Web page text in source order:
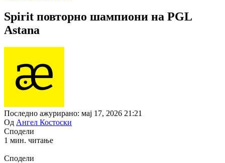
Spirit повторно шампиони на PGL
Astana
Последно ажурирано: мај 17, 2026 21:21
Од Ангел Костоски
Сподели
1 мин. читање
Сподели